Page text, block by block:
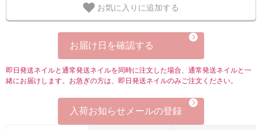
お気に入りに追加する
お届け日を確認する
即日発送ネイルと通常発送ネイルを同時に注文した場合、通常発送ネイルと一
緒にお届けします。お急ぎの方は、即日発送ネイルのみご注文ください。
入荷お知らせメールの登録